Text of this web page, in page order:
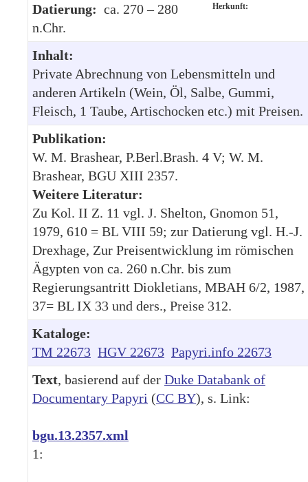
Datierung: ca. 270 – 280
n.Chr.
Herkunft:
Inhalt:
Private Abrechnung von Lebensmitteln und
anderen Artikeln (Wein, Öl, Salbe, Gummi,
Fleisch, 1 Taube, Artischocken etc.) mit Preisen.
Publikation:
W. M. Brashear, P.Berl.Brash. 4 V; W. M.
Brashear, BGU XIII 2357.
Weitere Literatur:
Zu Kol. II Z. 11 vgl. J. Shelton, Gnomon 51,
1979, 610 = BL VIII 59; zur Datierung vgl. H.-J.
Drexhage, Zur Preisentwicklung im römischen
Ägypten von ca. 260 n.Chr. bis zum
Regierungsantritt Diokletians, MBAH 6/2, 1987,
37= BL IX 33 und ders., Preise 312.
Kataloge:
TM 22673 HGV 22673 Papyri.info 22673
Text, basierend auf der Duke Databank of
Documentary Papyri (CC BY), s. Link:
bgu.13.2357.xml
1: